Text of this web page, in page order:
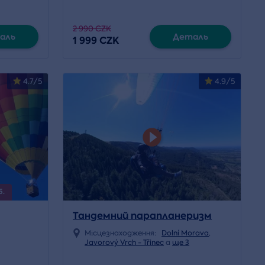
2 990 CZK
1 999 CZK Деталь
4.7/5 4.9/5
Тандемний парапланеризм
Місцезнаходження: Dolní Morava,
Javorový Vrch - Třinec a ще 3